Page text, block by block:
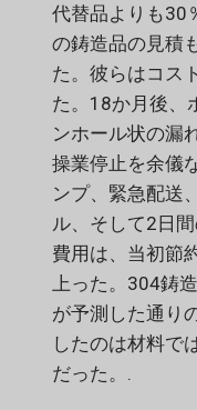
代替品よりも30
の鋳造品の見積
た。彼らはコス
た。18か月後、
ンホール状の漏
操業停止を余儀
ンプ、緊急配送
ル、そして2日
費用は、当初節
上った。304鋳
が予測した通り
したのは材料で
だった。.